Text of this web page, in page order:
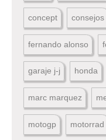
concept consejos
fernando alonso
garaje j-j honda
marc marquez
motogp motorrad